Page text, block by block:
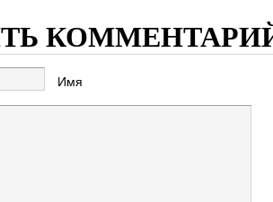
Имя